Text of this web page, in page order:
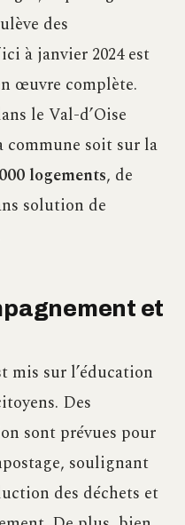
des
à janvier 2024 est
œuvre complète.
le Val-d’Oise
soit sur la
logements, de
solution de
et
mis sur l’éducation
Des
sont prévues pour
soulignant
des déchets et